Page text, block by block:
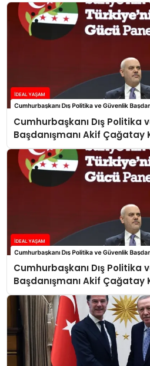
Cumhurbaşkanı Dış Politika
Başdanışmanı Akif Çağatay
Panelinde Önemli
Cumhurbaşkanı Dış Politika
Başdanışmanı Akif Çağatay
Konuştu